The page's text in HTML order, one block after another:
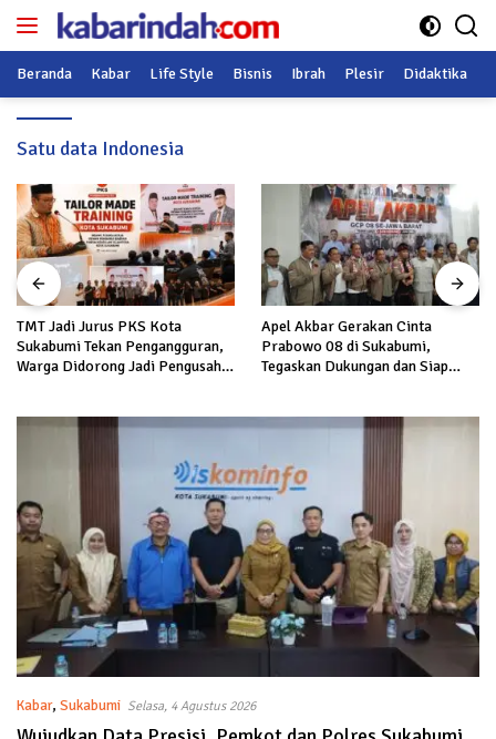
Langsung
Beranda Kabar Life Style Bisnis Ibrah Plesir Didaktika
Satu data Indonesia
TMT Jadi Jurus PKS Kota
Sukabumi Tekan Pengangguran,
Warga Didorong Jadi Pengusaha
Apel Akbar Gerakan Cinta
Prabowo 08 di Sukabumi,
Tegaskan Dukungan dan Siap
Kabar, Sukabumi Selasa, 4 Agustus 2026